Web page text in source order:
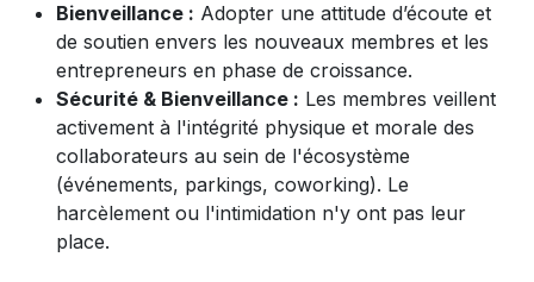
Bienveillance : Adopter une attitude d’écoute et
de soutien envers les nouveaux membres et les
entrepreneurs en phase de croissance.
Sécurité & Bienveillance : Les membres veillent
activement à l'intégrité physique et morale des
collaborateurs au sein de l'écosystème
(événements, parkings, coworking). Le
harcèlement ou l'intimidation n'y ont pas leur
place.